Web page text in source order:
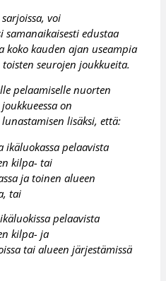
voi
samanaikaisesti edustaa
koko kauden ajan useampia
seurojen joukkueita.
pelaamiselle nuorten
on
lisäksi, että:
ikäluokassa pelaavista
kilpa- tai
ja toinen alueen
tai
pelaavista
kilpa- ja
tai alueen järjestämissä